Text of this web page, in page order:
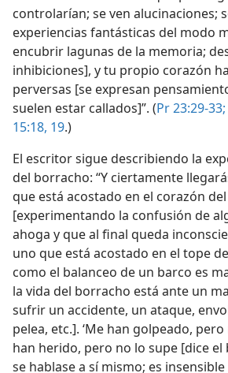
controlarían; se ven alucinaciones;
experiencias fantásticas del modo
encubrir lagunas de la memoria;
inhibiciones], y tu propio corazón
perversas [se expresan
suelen estar callados]”. (Pr 23:29-33;
15:18, 19.)
El escritor sigue describiendo la
del borracho: “Y ciertamente
que está acostado en el corazón
[experimentando la confusión de
ahoga y que al final queda
uno que está acostado en el tope
como el balanceo de un barco es
la vida del borracho está ante un
sufrir un accidente, un ataque,
pelea, etc.]. ‘Me han golpeado,
han herido, pero no lo supe [dice
se hablase a sí mismo; es